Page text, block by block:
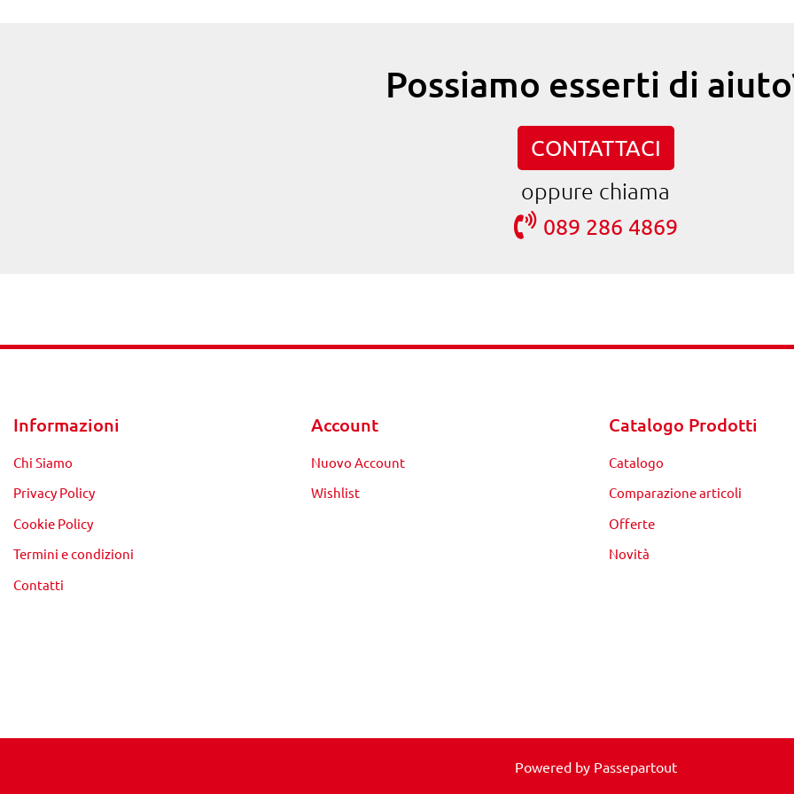
Possiamo esserti di
CONTATTACI
oppure chiama
089 286 4869
Informazioni
Chi Siamo
Privacy Policy
Cookie Policy
Termini e condizioni
Contatti
Account
Nuovo Account
Wishlist
Catalogo Prodotti
Catalogo
Comparazione articoli
Offerte
Novità
Powered by Passepartout